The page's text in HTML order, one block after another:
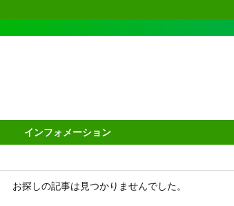
インフォメーション
お探しの記事は見つかりませんでした。